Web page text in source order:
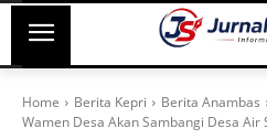
Home Berita Kepri Berita Anambas
Wamen Desa Akan Sambangi Desa Air